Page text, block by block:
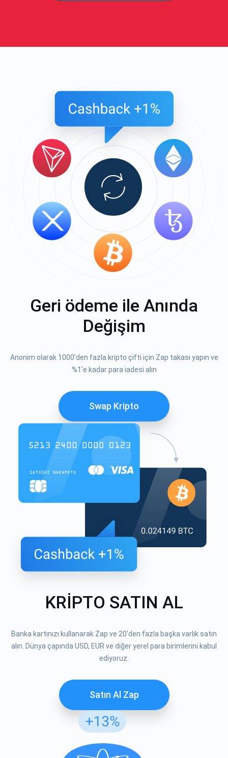
Geri ödeme ile Anında
Değişim
Anonim olarak 1000'den fazla kripto çifti için Zap takası yapın ve
%1'e kadar para iadesi alın
Swap Kripto
KRİPTO SATIN AL
Banka kartınızı kullanarak Zap ve 20'den fazla başka varlık satın
alın. Dünya çapında USD, EUR ve diğer yerel para birimlerini kabul
ediyoruz.
Satın Al Zap